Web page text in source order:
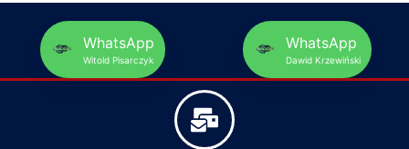
WhatsApp
Witold Pisarczyk
WhatsApp
Dawid Krzewiński